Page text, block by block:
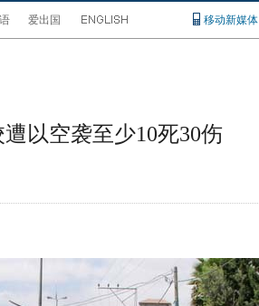
爱出国 移动新媒体
以空袭至少10死30伤